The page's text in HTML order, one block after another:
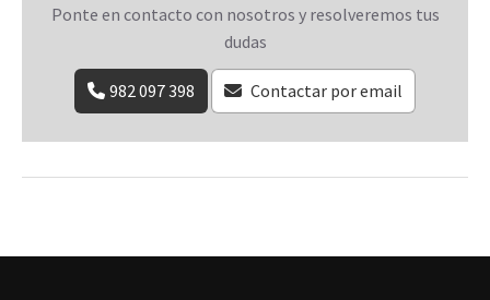
Ponte en contacto con nosotros y resolveremos tus
dudas
982 097 398 Contactar por email